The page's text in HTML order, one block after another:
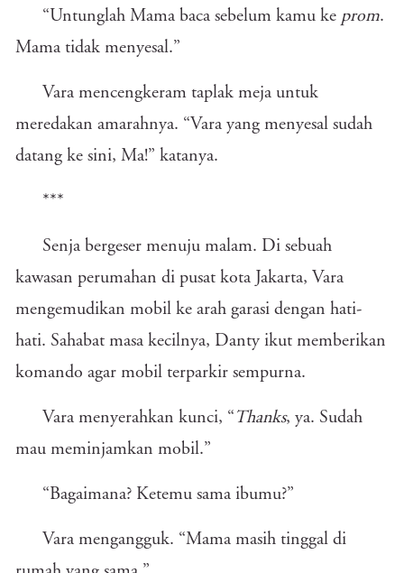
“Untunglah Mama baca sebelum kamu ke prom.
Mama tidak menyesal.”
Vara mencengkeram taplak meja untuk
meredakan amarahnya. “Vara yang menyesal sudah
datang ke sini, Ma!” katanya.
***
Senja bergeser menuju malam. Di sebuah
kawasan perumahan di pusat kota Jakarta, Vara
mengemudikan mobil ke arah garasi dengan hati-
hati. Sahabat masa kecilnya, Danty ikut memberikan
komando agar mobil terparkir sempurna.
Vara menyerahkan kunci, “ Thanks, ya. Sudah
mau meminjamkan mobil.”
“Bagaimana? Ketemu sama ibumu?”
Vara mengangguk. “Mama masih tinggal di